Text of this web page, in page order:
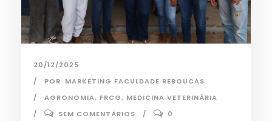
20/12/2025
POR MARKETING FACULDADE REBOUCAS
AGRONOMIA, FRCG, MEDICINA VETERINÁRIA
SEM COMENTÁRIOS
0